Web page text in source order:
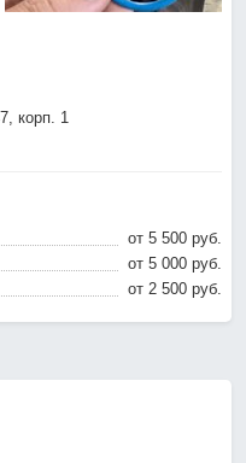
корп. 1
от 5 500 pyб.
от 5 000 pyб.
от 2 500 pyб.